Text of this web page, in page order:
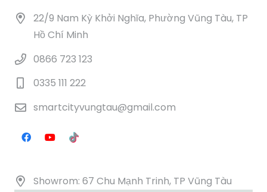
22/9 Nam Kỳ Khởi Nghĩa, Phường Vũng Tàu, TP
Hồ Chí Minh
0866 723 123
0335 111 222
smartcityvungtau@gmail.com
Showrom: 67 Chu Mạnh Trinh, TP Vũng Tàu